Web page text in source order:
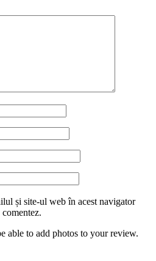
și site-ul web în acest navigator
able to add photos to your review.